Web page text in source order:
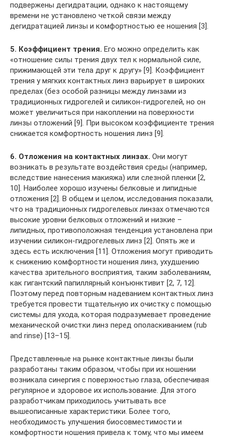
подвержены дегидратации, однако к настоящему
времени не установлено четкой связи между
дегидратацией линзы и комфортностью ее ношения [3].
5. Коэффициент трения. Его можно определить как
«отношение силы трения двух тел к нормальной силе,
прижимающей эти тела друг к другу» [9]. Коэффициент
трения у мягких контактных линз варьирует в широких
пределах (без особой разницы между линзами из
традиционных гидрогелей и силикон-гидрогелей, но он
может увеличиться при накоплении на поверхности
линзы отложений [9]. При высоком коэффициенте трения
снижается комфортность ношения линз [9].
6. Отложения на контактных линзах. Они могут
возникать в результате воздействия среды (например,
вследствие нанесения макияжа) или слезной пленки [2,
10]. Наиболее хорошо изучены белковые и липидные
отложения [2]. В общем и целом, исследования показали,
что на традиционных гидрогелевых линзах отмечаются
высокие уровни белковых отложений и низкие –
липидных, противоположная тенденция установлена при
изучении силикон-гидрогелевых линз [2]. Опять же и
здесь есть исключения [11]. Отложения могут приводить
к снижению комфортности ношения линз, ухудшению
качества зрительного восприятия, таким заболеваниям,
как гигантский папиллярный конъюнктивит [2, 7, 12].
Поэтому перед повторным надеванием контактных линз
требуется провести тщательную их очистку с помощью
системы для ухода, которая подразумевает проведение
механической очистки линз перед ополаскиванием (rub
and rinse) [13–15].
Представленные на рынке контактные линзы были
разработаны таким образом, чтобы при их ношении
возникала синергия с поверхностью глаза, обеспечивая
регулярное и здоровое их использование. Для этого
разработчикам приходилось учитывать все
вышеописанные характеристики. Более того,
необходимость улучшения биосовместимости и
комфортности ношения привела к тому, что мы имеем